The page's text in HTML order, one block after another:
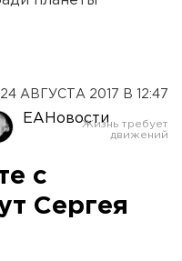
24 АВГУСТА 2017 В 12:47
ЕАНовости
с
Сергея